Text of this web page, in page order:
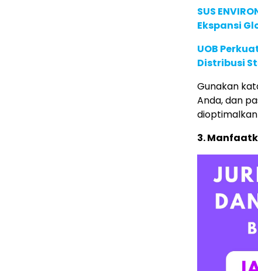
SUS
Ekspansi
UOB
Distribusi
Gunakan
Anda, dan
3.